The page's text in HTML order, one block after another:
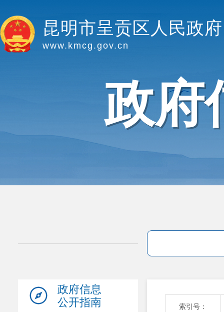
昆明市呈贡区人民政府
www.kmcg.gov.cn
政府
政府信息
公开指南
索引号：